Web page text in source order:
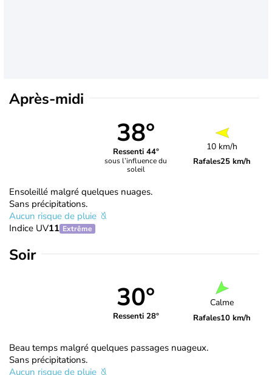
Après-midi
38°
Ressenti 44°
sous l’influence du
soleil
10 km/h
Rafales25 km/h
Ensoleillé malgré quelques nuages.
Sans précipitations.
Aucun risque de pluie
Indice UV11 Extrême
Soir
30°
Ressenti 28°
Calme
Rafales10 km/h
Beau temps malgré quelques passages nuageux.
Sans précipitations.
Aucun risque de pluie